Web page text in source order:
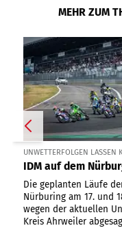
MEHR ZUM
UNWETTERFOLGEN LASSEN
IDM auf dem
Die geplanten Läufe
Nürburing am 17. und
wegen der aktuellen
Kreis Ahrweiler